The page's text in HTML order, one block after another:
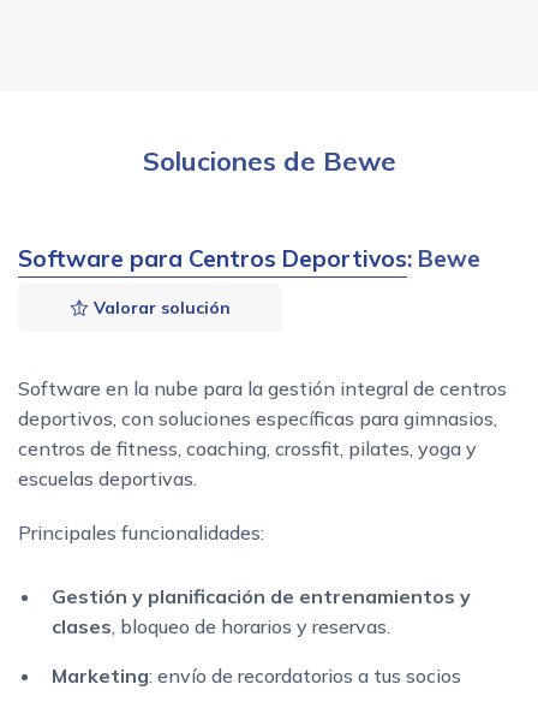
Soluciones de Bewe
Software para Centros Deportivos: Bewe
Valorar solución
Software en la nube para la gestión integral de centros
deportivos, con soluciones específicas para gimnasios,
centros de fitness, coaching, crossfit, pilates, yoga y
escuelas deportivas.
Principales funcionalidades:
Gestión y planificación de entrenamientos y
clases , bloqueo de horarios y reservas.
Marketing: envío de recordatorios a tus socios